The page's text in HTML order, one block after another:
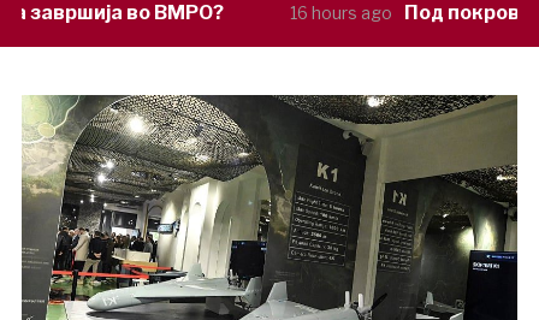
16 hours ago Под покровителство на